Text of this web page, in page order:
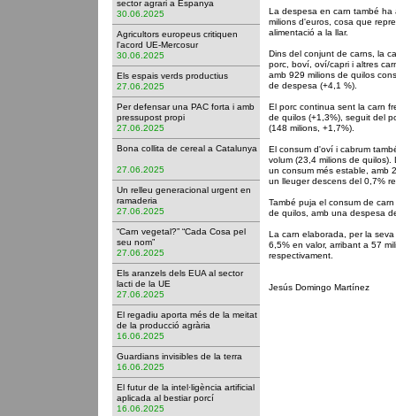
sector agrari a Espanya
30.06.2025
Agricultors europeus critiquen
l'acord UE-Mercosur
30.06.2025
Els espais verds productius
27.06.2025
Per defensar una PAC forta i amb
pressupost propi
27.06.2025
Bona collita de cereal a Catalunya
27.06.2025
Un relleu generacional urgent en
ramaderia
27.06.2025
“Carn vegetal?” “Cada Cosa pel
seu nom”
27.06.2025
Els aranzels dels EUA al sector
lacti de la UE
27.06.2025
El regadiu aporta més de la meitat
de la producció agrària
16.06.2025
Guardians invisibles de la terra
16.06.2025
El futur de la intel·ligència artificial
aplicada al bestiar porcí
16.06.2025
La despesa en carn també
milions d'euros, cosa que
alimentació a la llar.
Dins del conjunt de carns, la
porc, boví, oví/capri i altres
amb 929 milions de quilos
de despesa (+4,1 %).
El porc continua sent la carn
de quilos (+1,3%), seguit del
(148 milions, +1,7%).
El consum d'oví i cabrum
volum (23,4 milions de
un consum més estable, amb
un lleuger descens del 0,7%
També puja el consum de
de quilos, amb una despesa
La carn elaborada, per la
6,5% en valor, arribant a 57
respectivament.
Jesús Domingo Martínez